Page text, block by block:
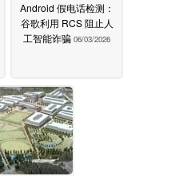
Android 假电话检测：
谷歌利用 RCS 阻止人
工智能诈骗 06/03/2026